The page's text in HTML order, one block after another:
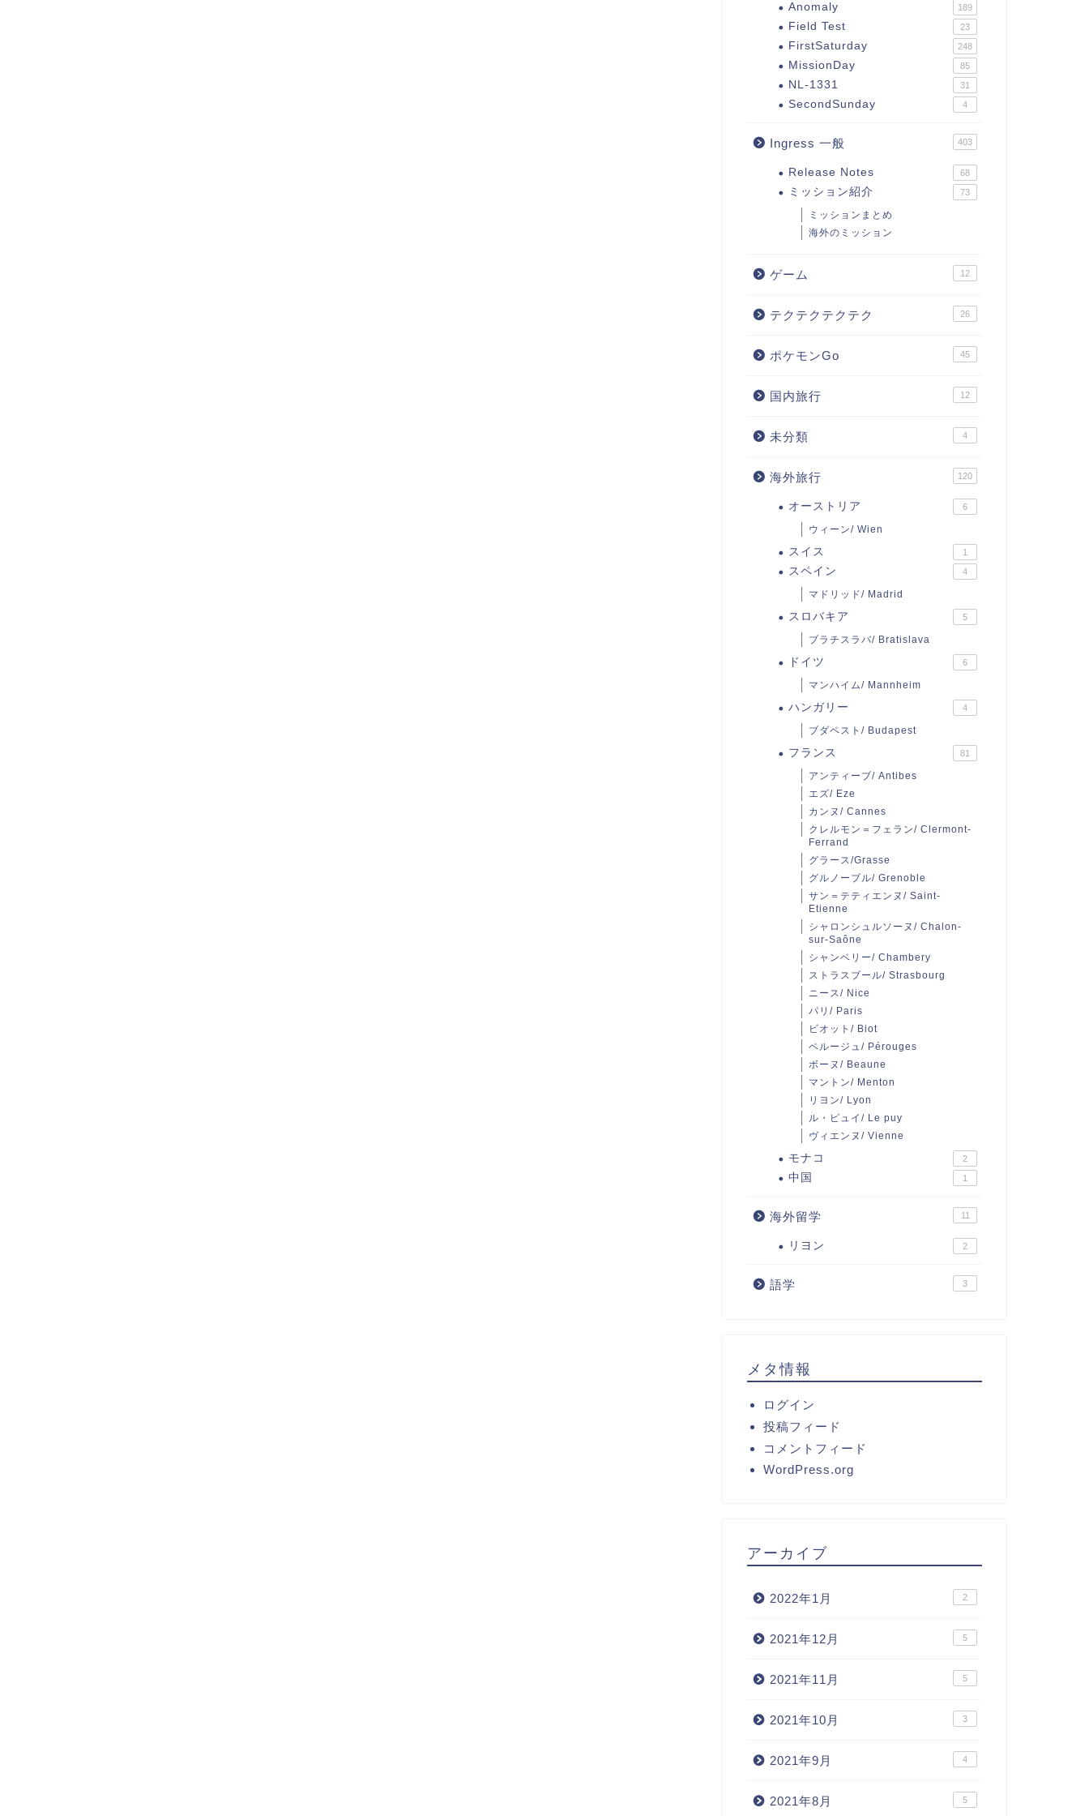
Anomaly 189
Field Test 23
FirstSaturday 248
MissionDay 85
NL-1331 31
SecondSunday 4
Ingress 一般 403
Release Notes 68
ミッション紹介 73
ミッションまとめ
海外のミッション
ゲーム 12
テクテクテクテク 26
ポケモンGo 45
国内旅行 12
未分類 4
海外旅行 120
オーストリア 6
ウィーン/ Wien
スイス 1
スペイン 4
マドリッド/ Madrid
スロバキア 5
ブラチスラバ/ Bratislava
ドイツ 6
マンハイム/ Mannheim
ハンガリー 4
ブダペスト/ Budapest
フランス 81
アンティーブ/ Antibes
エズ/ Eze
カンヌ/ Cannes
クレルモン＝フェラン/ Clermont-
Ferrand
グラース/Grasse
グルノーブル/ Grenoble
サン＝テティエンヌ/ Saint-
Etienne
シャロンシュルソーヌ/ Chalon-
sur-Saône
シャンベリー/ Chambery
ストラスブール/ Strasbourg
ニース/ Nice
パリ/ Paris
ビオット/ Biot
ペルージュ/ Pérouges
ボーヌ/ Beaune
マントン/ Menton
リヨン/ Lyon
ル・ピュイ/ Le puy
ヴィエンヌ/ Vienne
モナコ 2
中国 1
海外留学 11
リヨン 2
語学 3
メタ情報
ログイン
投稿フィード
コメントフィード
WordPress.org
アーカイブ
2022年1月 2
2021年12月 5
2021年11月 5
2021年10月 3
2021年9月 4
2021年8月 5